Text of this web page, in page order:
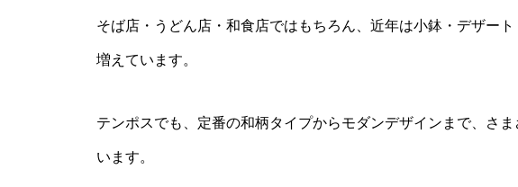
そば店・うどん店・和食店ではもちろん、近年は小鉢・デザー
増えています。
テンポスでも、定番の和柄タイプからモダンデザインまで、さ
います。